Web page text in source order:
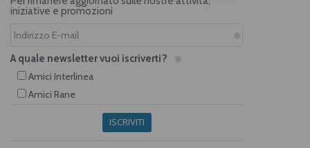
iniziative e promozioni
A quale newsletter vuoi iscriverti?
Amici Interlinea
Amici Rane
ISCRIVITI